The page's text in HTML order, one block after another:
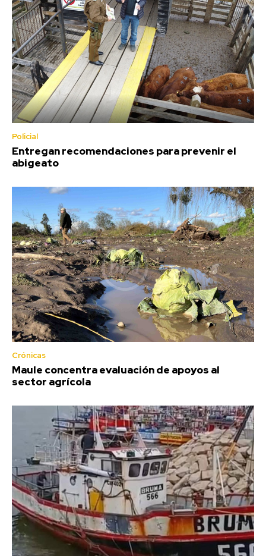
Policial
Entregan recomendaciones para prevenir el
abigeato
Crónicas
Maule concentra evaluación de apoyos al
sector agrícola